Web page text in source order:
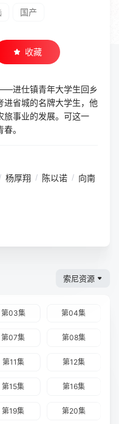
国产
收藏
进仕镇青年大学生回乡
进省城的名牌大学生，他
旅事业的发展。可这一
。
/ 杨厚翔 / 陈以诺 / 向南
索尼资源
第03集 第04集
第07集 第08集
第11集 第12集
第15集 第16集
第19集 第20集